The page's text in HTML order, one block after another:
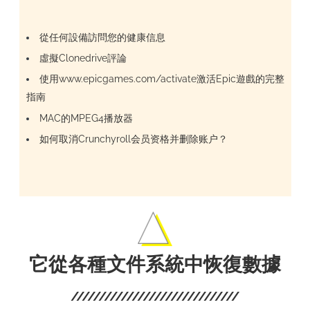
從任何設備訪問您的健康信息
虛擬Clonedrive評論
使用www.epicgames.com/activate激活Epic遊戲的完整
指南
MAC的MPEG4播放器
如何取消Crunchyroll会员资格并删除账户？
它從各種文件系統中恢復數據